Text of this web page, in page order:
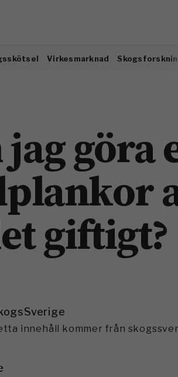
Virkesmarknad
göra
giftigt?
innehåll kommer från